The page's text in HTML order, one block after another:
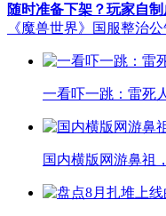
随时准备下架？玩家自
《魔兽世界》国服整治
一看吓一跳：雷死
国内横版网游鼻祖